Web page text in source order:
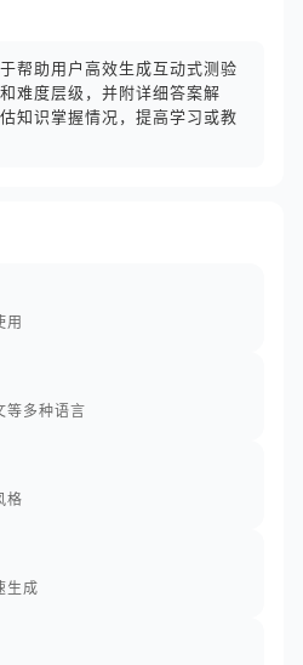
帮助用户高效生成互动式测验
难度层级，并附详细答案解
知识掌握情况，提高学习或教
用
等多种语言
格
生成